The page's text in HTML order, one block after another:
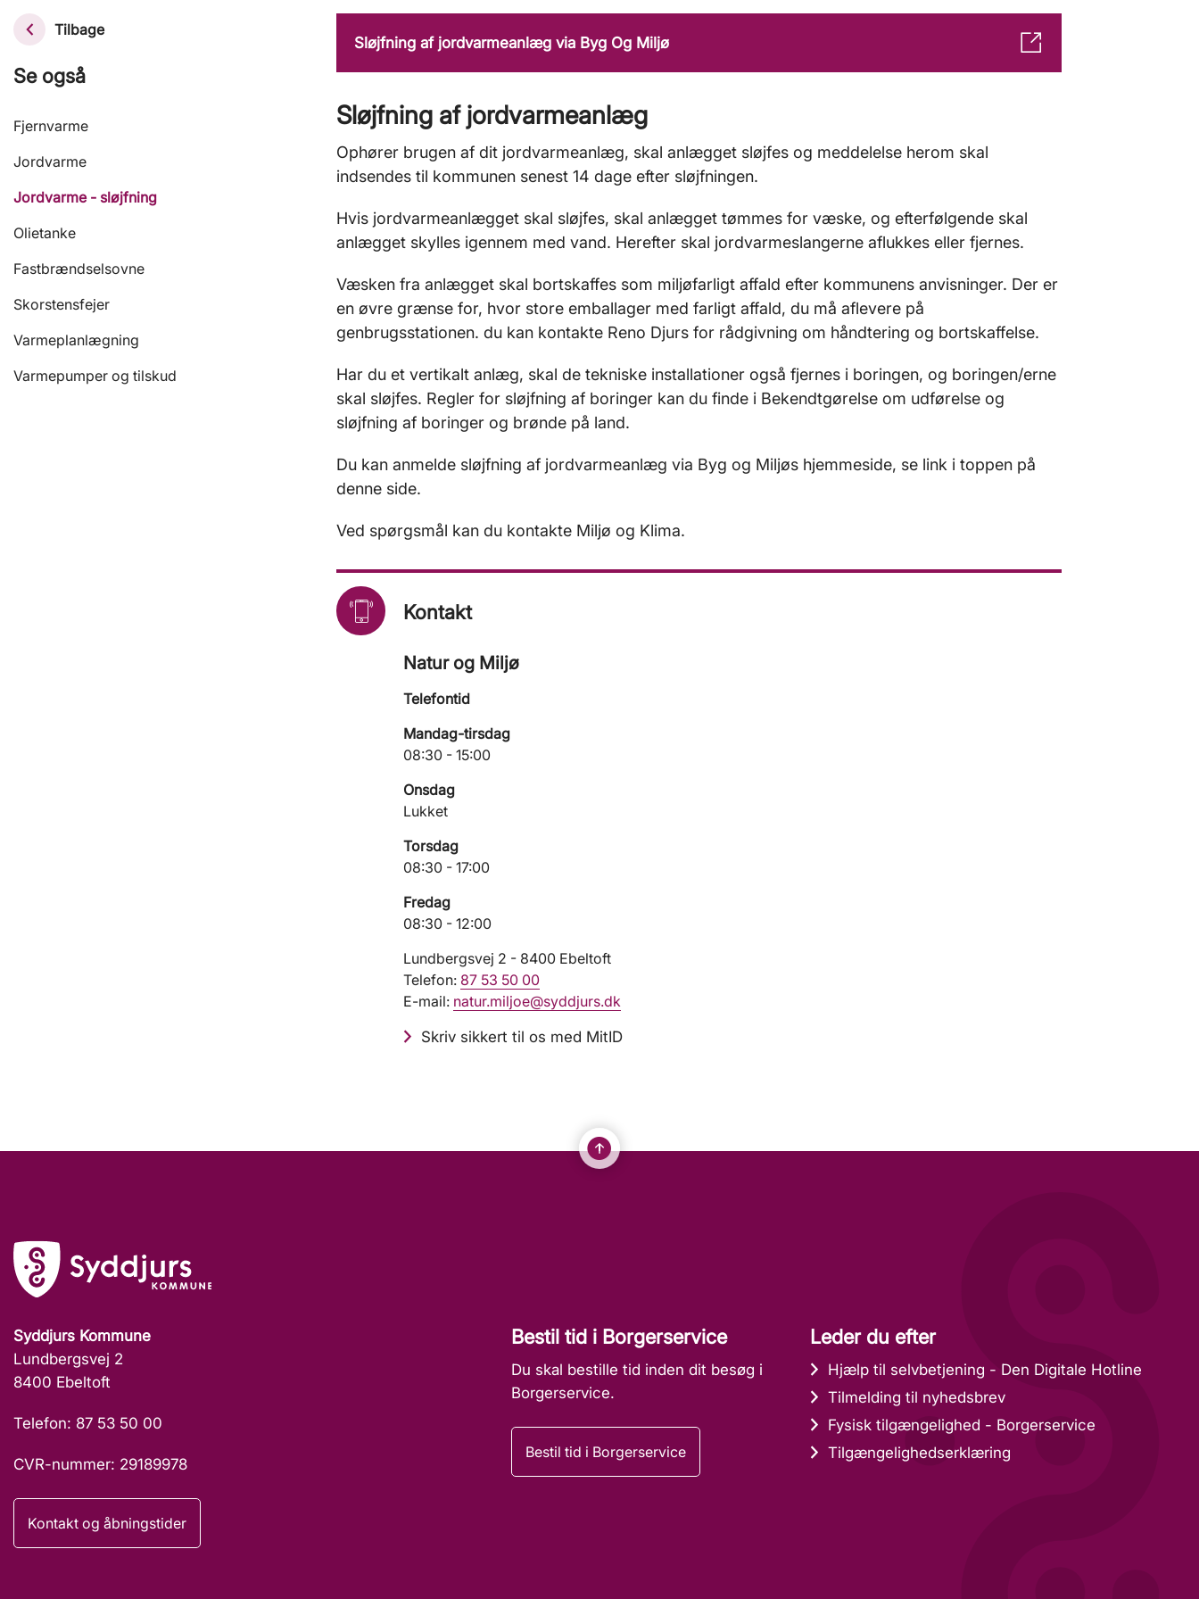
Tilbage
Se også
Fjernvarme
Jordvarme
Jordvarme - sløjfning
Olietanke
Fastbrændselsovne
Skorstensfejer
Varmeplanlægning
Varmepumper og tilskud
Sløjfning af jordvarmeanlæg via Byg Og Miljø
Sløjfning af jordvarmeanlæg
Ophører brugen af dit jordvarmeanlæg, skal anlægget sløjfes og meddelelse herom skal
indsendes til kommunen senest 14 dage efter sløjfningen.
Hvis jordvarmeanlægget skal sløjfes, skal anlægget tømmes for væske, og efterfølgende skal
anlægget skylles igennem med vand. Herefter skal jordvarmeslangerne aflukkes eller fjernes.
Væsken fra anlægget skal bortskaffes som miljøfarligt affald efter kommunens anvisninger. Der er
en øvre grænse for, hvor store emballager med farligt affald, du må aflevere på
genbrugsstationen. du kan kontakte Reno Djurs for rådgivning om håndtering og bortskaffelse.
Har du et vertikalt anlæg, skal de tekniske installationer også fjernes i boringen, og boringen/erne
skal sløjfes. Regler for sløjfning af boringer kan du finde i Bekendtgørelse om udførelse og
sløjfning af boringer og brønde på land.
Du kan anmelde sløjfning af jordvarmeanlæg via Byg og Miljøs hjemmeside, se link i toppen på
denne side.
Ved spørgsmål kan du kontakte Miljø og Klima.
Kontakt
Natur og Miljø
Telefontid
Mandag-tirsdag
08:30 - 15:00
Onsdag
Lukket
Torsdag
08:30 - 17:00
Fredag
08:30 - 12:00
Lundbergsvej 2 - 8400 Ebeltoft
Telefon: 87 53 50 00
E-mail: natur.miljoe@syddjurs.dk
Skriv sikkert til os med MitID
Syddjurs Kommune
Lundbergsvej 2
8400 Ebeltoft
Telefon: 87 53 50 00
CVR-nummer: 29189978
Kontakt og åbningstider
Bestil tid i Borgerservice
Du skal bestille tid inden dit besøg i
Borgerservice.
Bestil tid i Borgerservice
Leder du efter
Hjælp til selvbetjening - Den Digitale Hotline
Tilmelding til nyhedsbrev
Fysisk tilgængelighed - Borgerservice
Tilgængelighedserklæring